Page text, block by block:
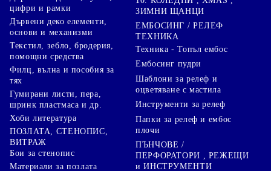
цифри и рамки
Дървени деко елементи,
основи и механизми
Текстил, зебло, бродерия,
помощни средства
Филц, вълна и пособия за
тях
Гумирани листи, пера,
шринк пластмаса и др.
Хоби литература
ПОЗЛАТА, СТЕНОПИС,
ВИТРАЖ
Бои за стенопис
Материали за позлата
ЗИМНИ ЩАНЦИ
ЕМБОСИНГ / РЕЛЕФ
ТЕХНИКА
Техника - Топъл ембос
Ембосинг пудри
Шаблони за релеф и
оцветяване с мастила
Инструменти за релеф
Папки за релеф и ембос
плочи
ПЪНЧОВЕ /
ПЕРФОРАТОРИ , РЕЖЕЩИ
и ИНСТРУМЕНТИ